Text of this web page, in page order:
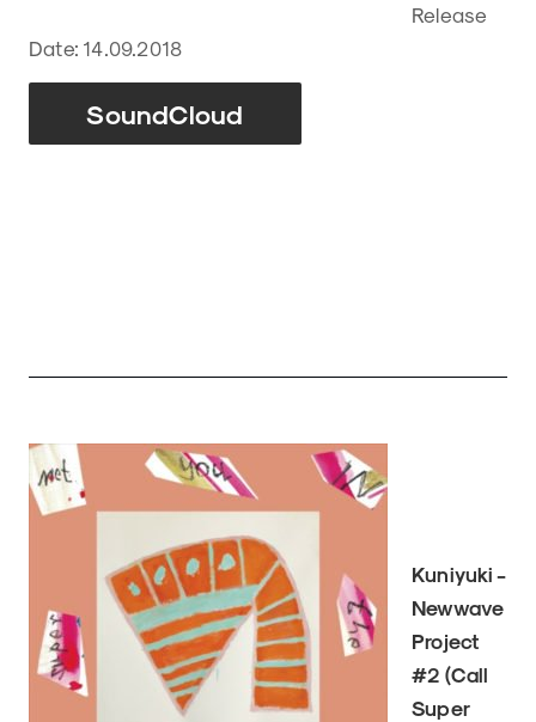
Release
Date: 14.09.2018
SoundCloud
Kuniyuki -
Newwave
Project
#2 (Call
Super